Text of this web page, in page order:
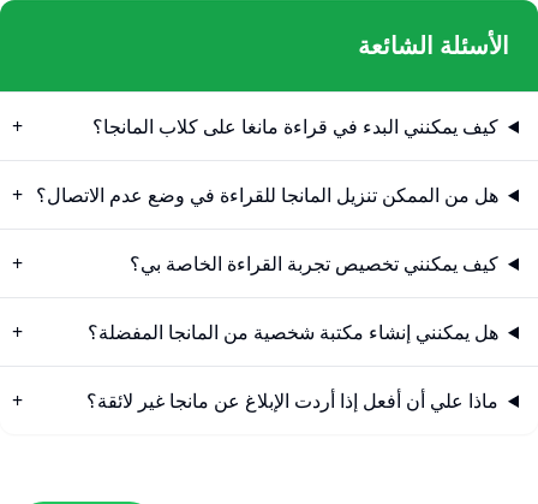
الأسئلة الشائعة
كيف يمكنني البدء في قراءة مانغا على كلاب المانجا؟
هل من الممكن تنزيل المانجا للقراءة في وضع عدم الاتصال؟
كيف يمكنني تخصيص تجربة القراءة الخاصة بي؟
هل يمكنني إنشاء مكتبة شخصية من المانجا المفضلة؟
ماذا علي أن أفعل إذا أردت الإبلاغ عن مانجا غير لائقة؟